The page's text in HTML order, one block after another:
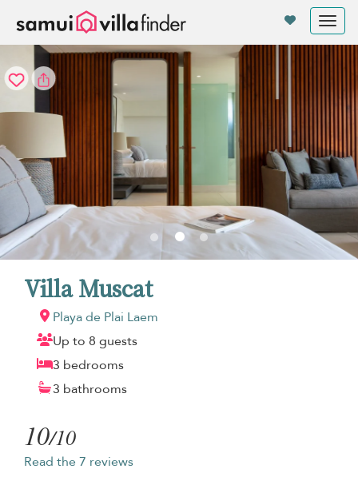
Villa Muscat
Playa de Plai Laem
Up to 8 guests
3 bedrooms
3 bathrooms
10/10
Read the 7 reviews
Panel de gestión de cookies